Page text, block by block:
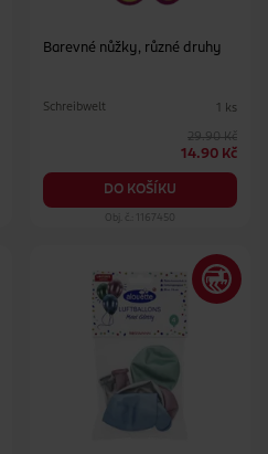
Barevné nůžky, různé druhy
Schreibwelt 1 ks
29.90 Kč
14.90 Kč
DO KOŠÍKU
Obj. č.: 1167450